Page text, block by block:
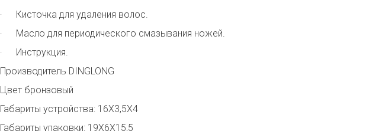
· Кисточка для удаления волос.
· Масло для периодического смазывания ножей.
· Инструкция.
Производитель DINGLONG
Цвет бронзовый
Габариты устройства: 16Х3,5Х4
Габариты упаковки: 19Х6Х15,5